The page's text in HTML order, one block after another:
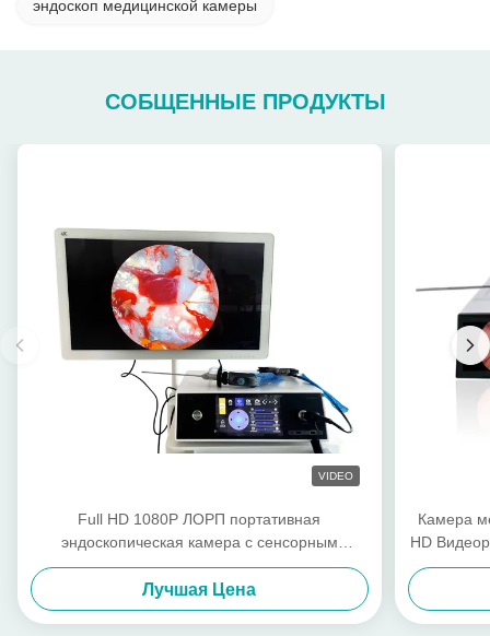
эндоскоп медицинской камеры
СОБЩЕННЫЕ ПРОДУКТЫ
VIDEO
Full HD 1080P ЛОРП портативная
эндоскопическая камера с сенсорным
экраном и светодиодным источником света
Лучшая Цена
Камера
HD